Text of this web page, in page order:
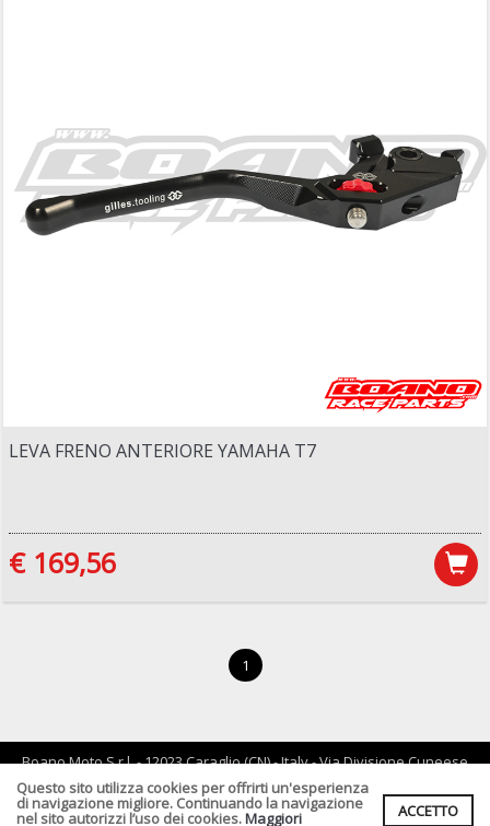
LEVA FRENO ANTERIORE YAMAHA T7
€ 169,56
1
Boano Moto S.r.l. - 12023 Caraglio (CN) - Italy - Via Divisione Cuneese
19/d - tel: 0171 619061 - Email :
info@boano.com
- P.IVA:IT02252000043
Cf. P.Iva. Registro Imprese di CN n :IT02252000043 Rea n. CN-
Questo sito utilizza cookies per offrirti un'esperienza
di navigazione migliore. Continuando la navigazione
nel sito autorizzi l’uso dei cookies.Maggiori ACCETTO